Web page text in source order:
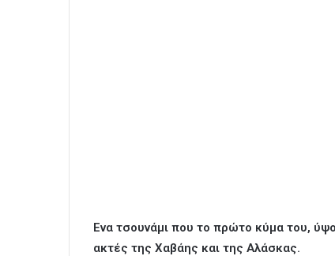
Ενα τσουνάμι που το πρώτο κύμα του,
ακτές της Χαβάης και της Αλάσκας.